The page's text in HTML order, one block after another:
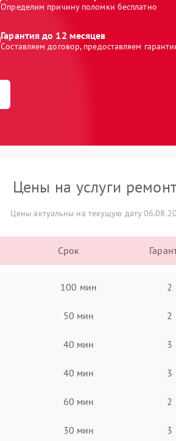
Определим причину поломки бесплатно
Гарантия до 12 месяцев
Составляем договор, предоставляем
Цены на услуги
Цены актуальны на текущую дату
Срок
100 мин 2
50 мин 2
40 мин 3
40 мин 3
60 мин 2
30 мин 3